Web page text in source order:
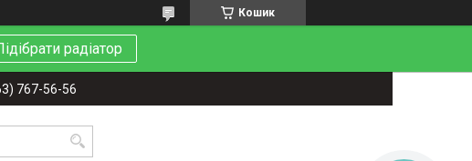
Кошик
радіатор
767-56-56